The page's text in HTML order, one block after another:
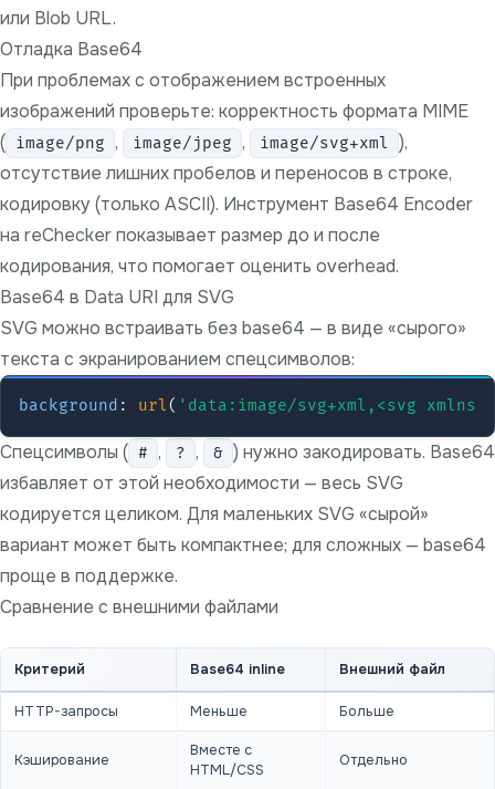
или Blob URL.
Отладка Base64
При проблемах с отображением встроенных
изображений проверьте: корректность формата MIME
( image/png , image/jpeg , image/svg+xml
),
отсутствие лишних пробелов и переносов в строке,
кодировку (только ASCII). Инструмент Base64 Encoder
на reCheckerпоказывает размер до и после
кодирования, что помогает оценить overhead.
Base64 в Data URI для SVG
SVG можно встраивать без base64 — в виде «сырого»
текста с экранированием спецсимволов:
background : url( 'data:image/svg+xml,<svg
Спецсимволы ( # , ? , & ) нужно закодировать. Base64
избавляет от этой необходимости — весь SVG
кодируется целиком. Для маленьких SVG «сырой»
вариант может быть компактнее; для сложных — base64
проще в поддержке.
Сравнение с внешними файлами
Критерий Base64 inline Внешний файл
HTTP-запросы Меньше Больше
Кэширование
Вместе с
HTML/CSS
Отдельно